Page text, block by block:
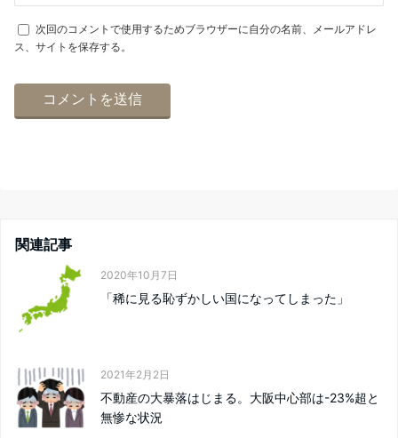
次回のコメントで使用するためブラウザーに自分の名前、メールアドレ
ス、サイトを保存する。
関連記事
2020年10月7日
「稀に見る恥ずかしい国になってしまった」
2021年2月2日
不動産の大暴落はじまる。大阪中心部は-23%超と
無惨な状況